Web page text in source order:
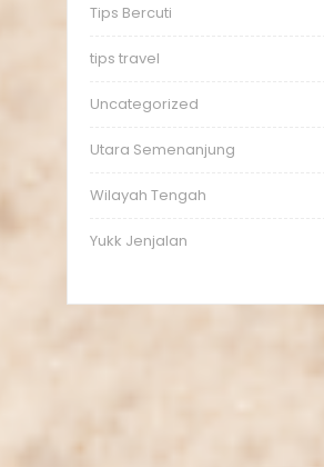
Tips Bercuti
tips travel
Uncategorized
Utara Semenanjung
Wilayah Tengah
Yukk Jenjalan